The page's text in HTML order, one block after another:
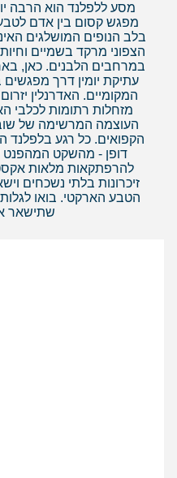
מסע ללפלנד הוא הרבה
מפגש קסום בין אדם
בלב הנופים המושלגים
הצפוני מרקד בשמיים
במרחבים הלבנים. כאן,
עתיקת יומין דרך
המקומיים. האדרנלין
מזחלות רתומות לכלבי
העוצמה המרשימה של
הקפואים. כל רגע בלפלנד
דופן - מהשקט המהפנט
להרפתקאות מלאות
זיכרונות בלתי נשכחים
הטבע הארקטי. בואו
שתישאר